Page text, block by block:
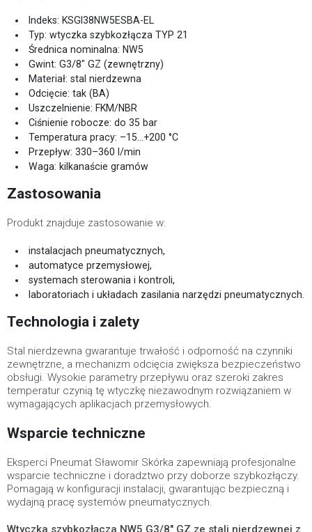
Indeks: KSGI38NW5ESBA-EL
Typ: wtyczka szybkozłącza TYP 21
Średnica nominalna: NW5
Gwint: G3/8" GZ (zewnętrzny)
Materiał: stal nierdzewna
Odcięcie: tak (BA)
Uszczelnienie: FKM/NBR
Ciśnienie robocze: do 35 bar
Temperatura pracy: –15…+200 °C
Przepływ: 330–360 l/min
Waga: kilkanaście gramów
Zastosowania
Produkt znajduje zastosowanie w:
instalacjach pneumatycznych,
automatyce przemysłowej,
systemach sterowania i kontroli,
laboratoriach i układach zasilania narzędzi pneumatycznych.
Technologia i zalety
Stal nierdzewna gwarantuje trwałość i odporność na czynniki
zewnętrzne, a mechanizm odcięcia zwiększa bezpieczeństwo
obsługi. Wysokie parametry przepływu oraz szeroki zakres
temperatur czynią tę wtyczkę niezawodnym rozwiązaniem w
wymagających aplikacjach przemysłowych.
Wsparcie techniczne
Eksperci Pneumat Sławomir Skórka zapewniają profesjonalne
wsparcie techniczne i doradztwo przy doborze szybkozłączy.
Pomagają w konfiguracji instalacji, gwarantując bezpieczną i
wydajną pracę systemów pneumatycznych.
Wtyczka szybkozłącza NW5 G3/8" GZ ze stali nierdzewnej z